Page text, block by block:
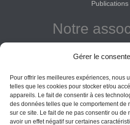
Gérer le
Pour offrir les meilleures expériences, nous
telles que les cookies pour stocker et/ou
appareils. Le fait de consentir à ces
des données telles que le comportement de
sur ce site. Le fait de ne pas consentir ou de
avoir un effet négatif sur certaines
Publications
Notre
Donner
Vos